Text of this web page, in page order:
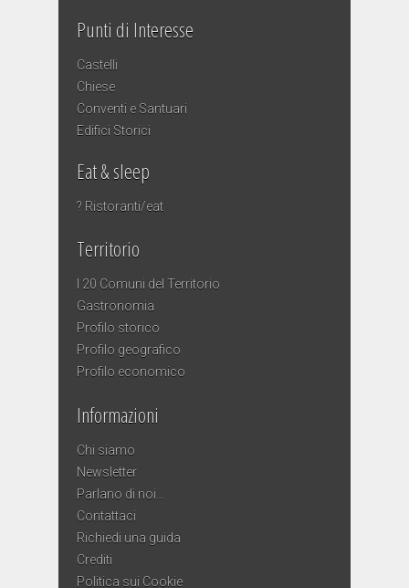
Punti di Interesse
Castelli
Chiese
Conventi e Santuari
Edifici Storici
Eat & sleep
? Ristoranti/eat
Territorio
I 20 Comuni del Territorio
Gastronomia
Profilo storico
Profilo geografico
Profilo economico
Informazioni
Chi siamo
Newsletter
Parlano di noi…
Contattaci
Richiedi una guida
Crediti
Politica sui Cookie